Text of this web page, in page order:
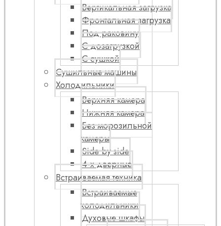
Вертикальная загрузка
Фронтальная загрузка
Под раковину
С дозагрузкой
С сушкой
Сушильные машины
Холодильники
Верхняя камера
Нижняя камера
Без морозильной
камеры
Side by side
4-х дверные
Встраиваемая техника
Встраиваемые
холодильники
Духовые шкафы